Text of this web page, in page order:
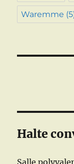
Waremme
Halte
Salle